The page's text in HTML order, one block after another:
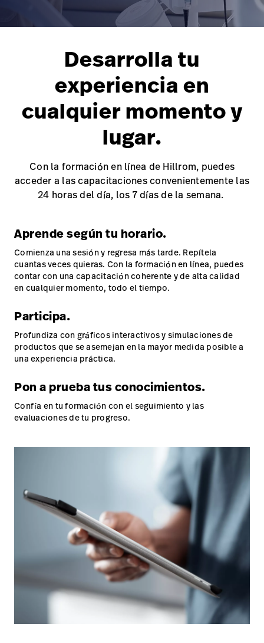
con nosotros
Carreras
launch
Baxter.com launch
Desarrolla tu
experiencia en
cualquier momento y
lugar.
Con la formación en línea de Hillrom, puedes
acceder a las capacitaciones convenientemente las
24 horas del día, los 7 días de la semana.
Aprende según tu horario.
Comienza una sesión y regresa más tarde. Repítela
cuantas veces quieras. Con la formación en línea, puedes
contar con una capacitación coherente y de alta calidad
en cualquier momento, todo el tiempo.
Participa.
Profundiza con gráficos interactivos y simulaciones de
productos que se asemejan en la mayor medida posible a
una experiencia práctica.
Pon a prueba tus conocimientos.
Confía en tu formación con el seguimiento y las
evaluaciones de tu progreso.